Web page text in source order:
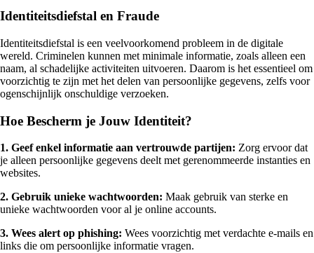
Identiteitsdiefstal en Fraude
Identiteitsdiefstal is een veelvoorkomend probleem in de digitale
wereld. Criminelen kunnen met minimale informatie, zoals alleen een
naam, al schadelijke activiteiten uitvoeren. Daarom is het essentieel om
voorzichtig te zijn met het delen van persoonlijke gegevens, zelfs voor
ogenschijnlijk onschuldige verzoeken.
Hoe Bescherm je Jouw Identiteit?
1. Geef enkel informatie aan vertrouwde partijen: Zorg ervoor dat
je alleen persoonlijke gegevens deelt met gerenommeerde instanties en
websites.
2. Gebruik unieke wachtwoorden: Maak gebruik van sterke en
unieke wachtwoorden voor al je online accounts.
3. Wees alert op phishing: Wees voorzichtig met verdachte e-mails en
links die om persoonlijke informatie vragen.